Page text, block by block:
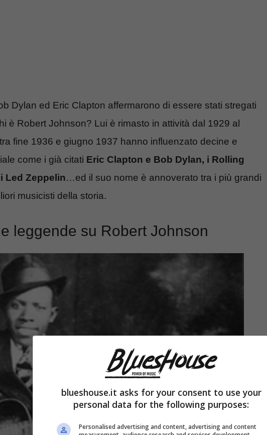
Dylan ed Eric Clapton affermarono di essere stati stregati
è Robert Johnson? Lui è rimasto in attività dal 1929 al
fine 1936 e giugno 1937 hanno influenzato decine e
come i già citati Eric Clapton e Bob Dylan, i Rolling
Led Zeppelin…ed il suo nome è annoverato tra i più grandi
musicisti della storia.
leggende su Robert Johnson
blueshouse.it asks for your consent to use your
personal data for the following purposes:
Personalised advertising and content, advertising and content